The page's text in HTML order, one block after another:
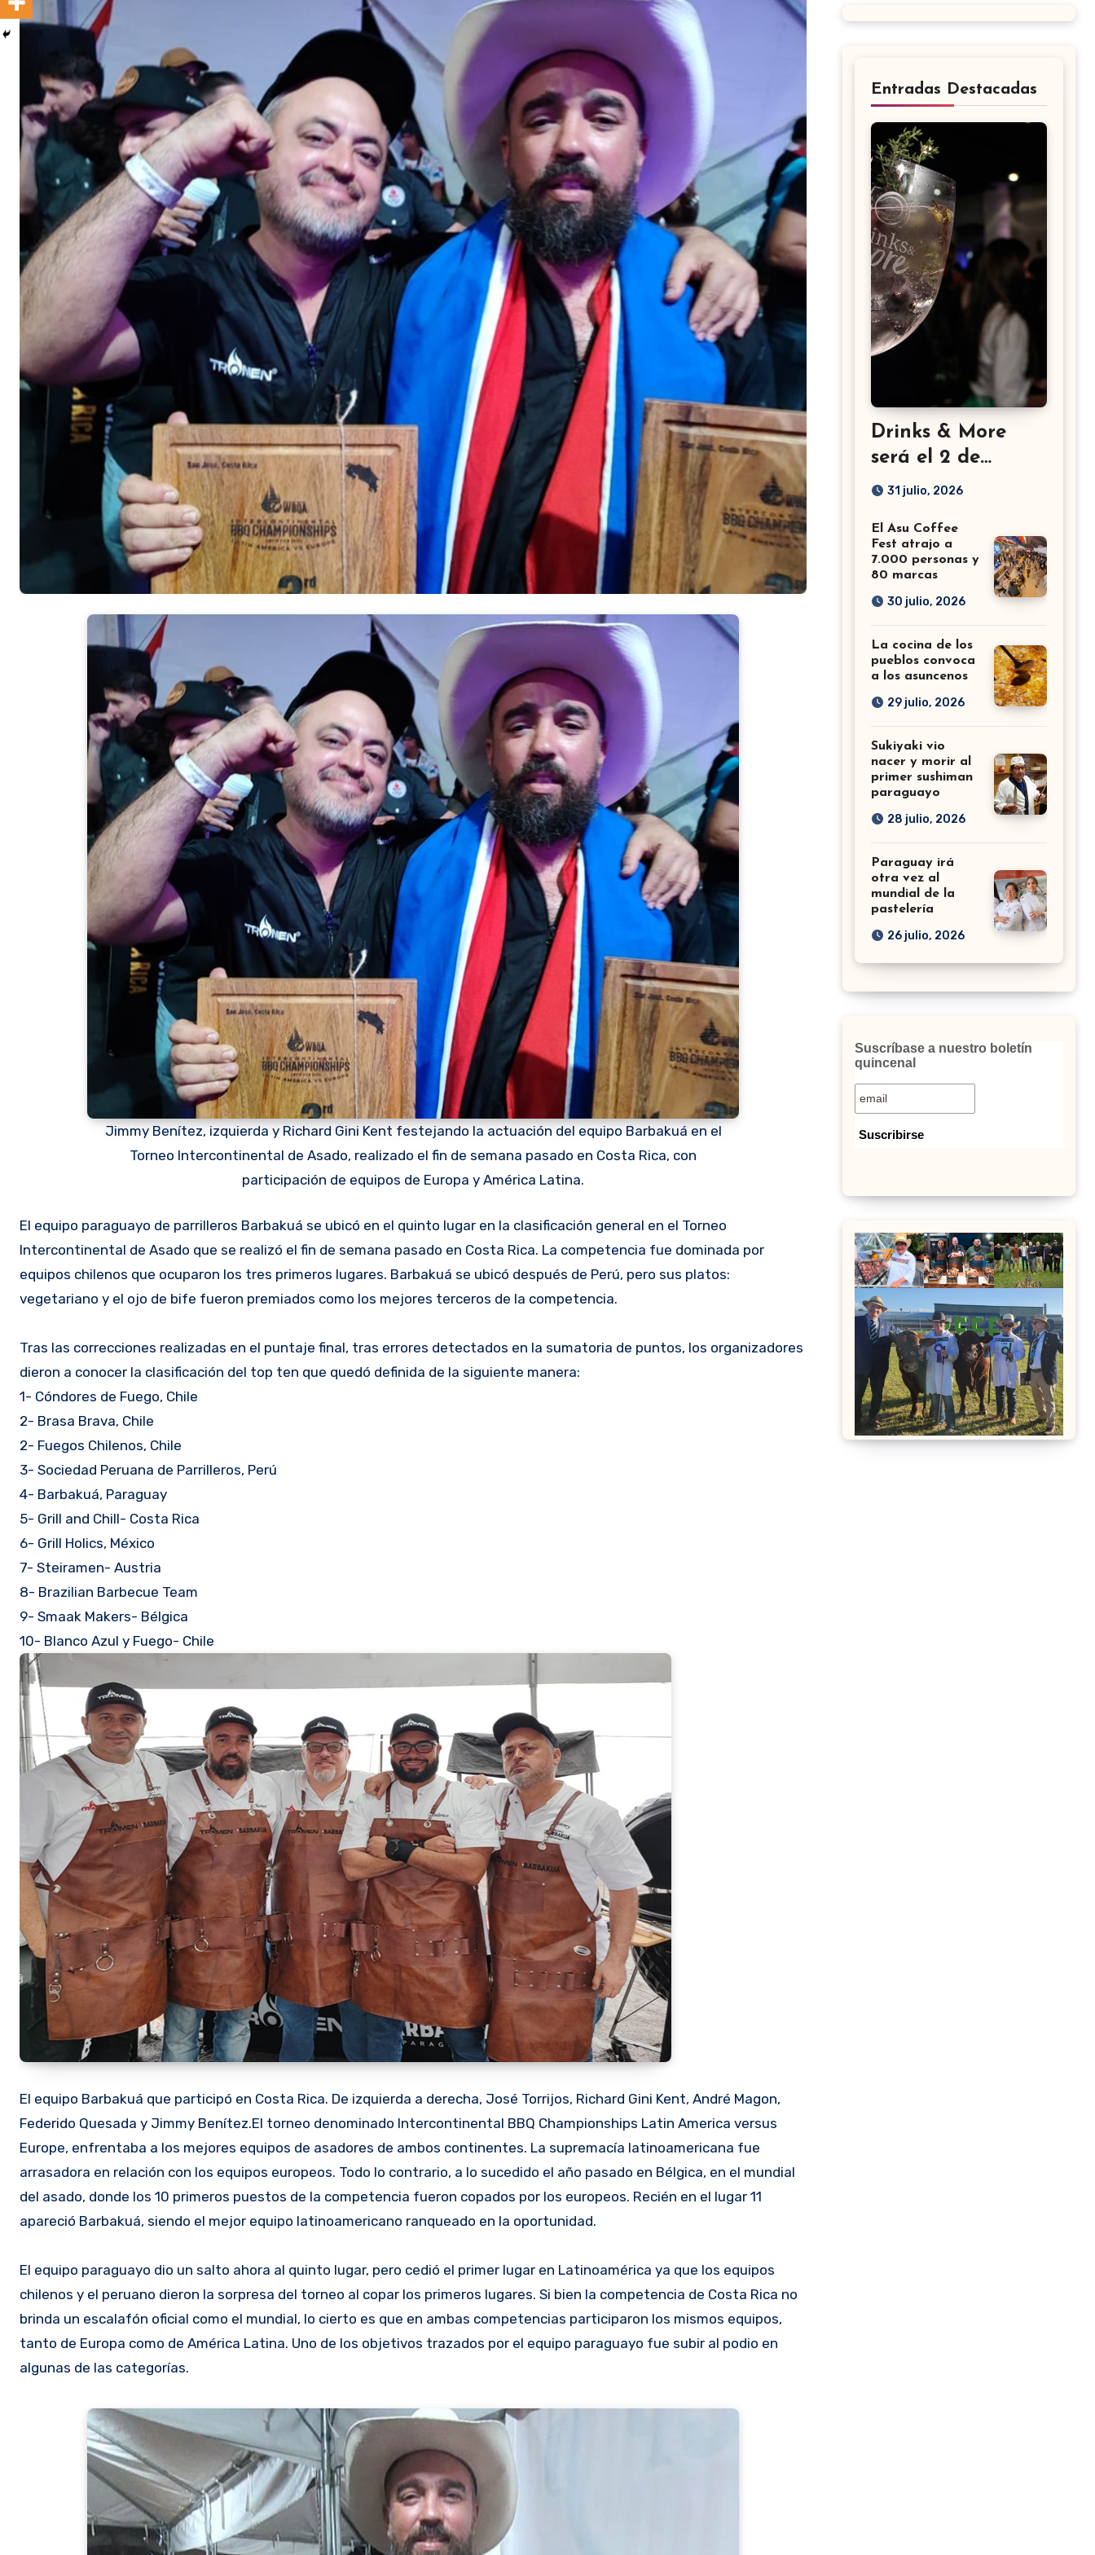
Jimmy Benítez, izquierda y Richard Gini Kent festejando la actuación del equipo Barbakuá en el
Torneo Intercontinental de Asado, realizado el fin de semana pasado en Costa Rica, con
participación de equipos de Europa y América Latina.
El equipo paraguayo de parrilleros Barbakuá se ubicó en el quinto lugar en la clasificación general en el Torneo
Intercontinental de Asado que se realizó el fin de semana pasado en Costa Rica. La competencia fue dominada por
equipos chilenos que ocuparon los tres primeros lugares. Barbakuá se ubicó después de Perú, pero sus platos:
vegetariano y el ojo de bife fueron premiados como los mejores terceros de la competencia.
Tras las correcciones realizadas en el puntaje final, tras errores detectados en la sumatoria de puntos, los organizadores
dieron a conocer la clasificación del top ten que quedó definida de la siguiente manera:
1- Cóndores de Fuego, Chile
2- Brasa Brava, Chile
2- Fuegos Chilenos, Chile
3- Sociedad Peruana de Parrilleros, Perú
4- Barbakuá, Paraguay
5- Grill and Chill- Costa Rica
6- Grill Holics, México
7- Steiramen- Austria
8- Brazilian Barbecue Team
9- Smaak Makers- Bélgica
10- Blanco Azul y Fuego- Chile
El equipo Barbakuá que participó en Costa Rica. De izquierda a derecha, José Torrijos, Richard Gini Kent, André Magon,
Federido Quesada y Jimmy Benítez.El torneo denominado Intercontinental BBQ Championships Latin America versus
Europe, enfrentaba a los mejores equipos de asadores de ambos continentes. La supremacía latinoamericana fue
arrasadora en relación con los equipos europeos. Todo lo contrario, a lo sucedido el año pasado en Bélgica, en el mundial
del asado, donde los 10 primeros puestos de la competencia fueron copados por los europeos. Recién en el lugar 11
apareció Barbakuá, siendo el mejor equipo latinoamericano ranqueado en la oportunidad.
El equipo paraguayo dio un salto ahora al quinto lugar, pero cedió el primer lugar en Latinoamérica ya que los equipos
chilenos y el peruano dieron la sorpresa del torneo al copar los primeros lugares. Si bien la competencia de Costa Rica no
brinda un escalafón oficial como el mundial, lo cierto es que en ambas competencias participaron los mismos equipos,
tanto de Europa como de América Latina. Uno de los objetivos trazados por el equipo paraguayo fue subir al podio en
algunas de las categorías.
Entradas Destacadas
Drinks & More
será el 2 de
setiembre en el
31 julio, 2026
El Asu Coffee
Fest atrajo a
7.000 personas y
80 marcas
30 julio, 2026
La cocina de los
pueblos convoca
a los asuncenos
29 julio, 2026
Sukiyaki vio
nacer y morir al
primer sushiman
paraguayo
28 julio, 2026
Paraguay irá
otra vez al
mundial de la
pastelería
26 julio, 2026
Suscríbase a nuestro boletín
quincenal